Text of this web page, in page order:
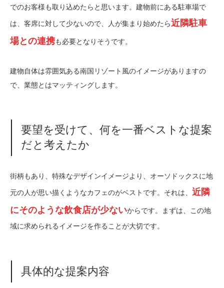
でのお客様も取り込めたらと思います。建物前にある駐車場で
は、客席に対して少ないので、人が集まり始めたら近隣駐車
場との連携も必要となりそうです。
建物自体は雰囲気ある南国リゾート風のイメージがありますの
で、業態とはマッティングします。
要望を受けて、何を一番ベストな提案
だと考えたか
街柄もあり、特殊なデザインイメージより、オーソドックスに地
元の人が思い描くようなカフェのがベストです。それは、 近隣
にそのような飲食店が少ないからです。まずは、この地
域に求められるイメージを作ることが大切です。
具体的な提案内容